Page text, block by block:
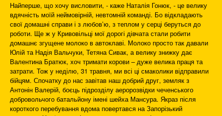
Найперше, що хочу висловити, - каже Наталія Гонюк, - це велику
вдячність моїй неймовірній, невтомній команді. Бо відкладають
свої домашні справи і з любов’ю, з теплом у серці беруться до
роботи. Ще ж у Кривовільці мої дорогі дівчата стали робити
домашнє згущене молоко в автоклаві. Молоко просто так давали
Юлій та Надія Вальчуки, Тетяна Сивак, а велику знижку дає
Валентина Братюк, хоч тримати корови – дуже велика праця та
затрати. Тож у неділю, 31 травня, ми всі ці смаколики відправили
бійцям. Спочатку до нас завітав наш добрий друг, земляк з
Антонін Валерій, боєць підрозділу аеророзвідки чеченського
добровольчого батальйону імені шейха Мансура. Якраз після
короткого перебування вдома повертався на Запорізький